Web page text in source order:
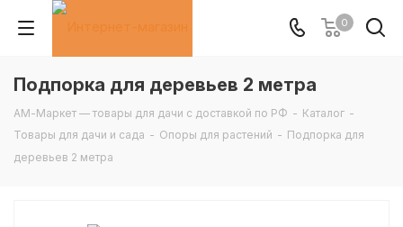
0
Подпорка для деревьев 2 метра
АМ-Маркет — товары для дачи с доставкой по РФ - Каталог -
Товары для дачи и сада - Опоры для растений - Подпорка для
деревьев 2 метра